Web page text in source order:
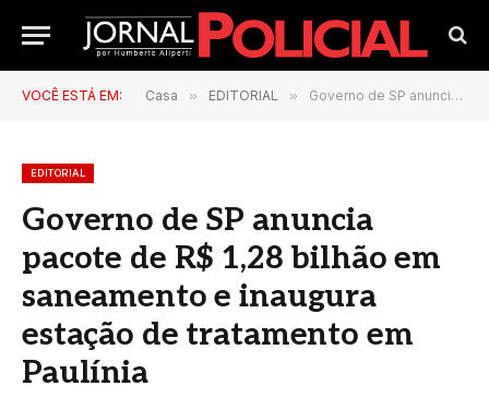
VOCÊ ESTÁ EM: Casa » EDITORIAL » Governo de SP anuncia pacote de R$ 1,28 bilhão em saneamento e inaugura estação de tratamento em Paulínia
EDITORIAL
Governo de SP anuncia
pacote de R$ 1,28 bilhão em
saneamento e inaugura
estação de tratamento em
Paulínia